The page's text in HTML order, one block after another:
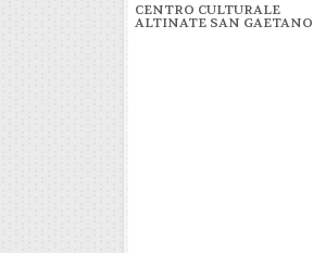
CENTRO CULTURALE
ALTINATE SAN GAETANO